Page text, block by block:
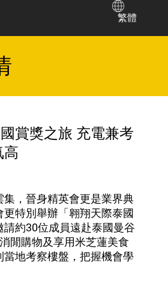
繁體
集，晉身精英會更是業界典
特別舉辦「翱翔天際泰國
請約30位成員遠赴泰國曼谷
閒購物及享用米芝蓮美食
當地考察樓盤，把握機會學
賞獎之旅 充電兼考
高